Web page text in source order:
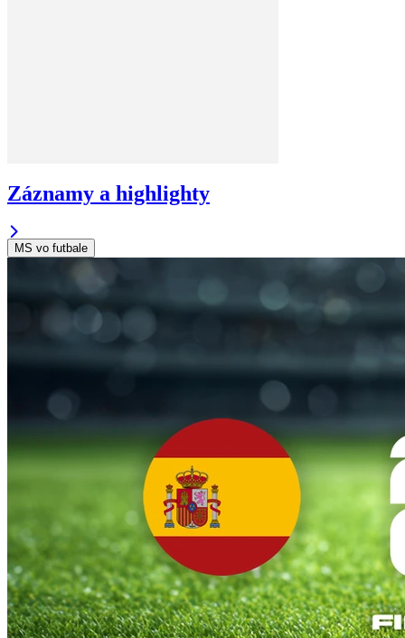
Záznamy a highlighty
MS vo futbale